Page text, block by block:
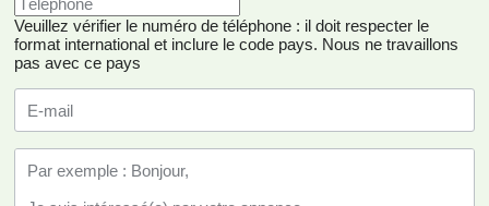
Veuillez vérifier le numéro de téléphone : il doit respecter le
format international et inclure le code pays. Nous ne travaillons
pas avec ce pays